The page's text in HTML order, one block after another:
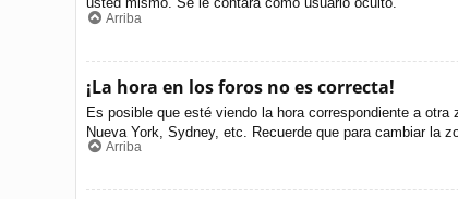
Arriba
¡La hora en los foros no es correcta!
Es posible que esté viendo la hora correspondiente a
Nueva York, Sydney, etc. Recuerde que para cambiar la
Arriba